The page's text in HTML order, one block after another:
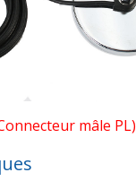
mâle PL)